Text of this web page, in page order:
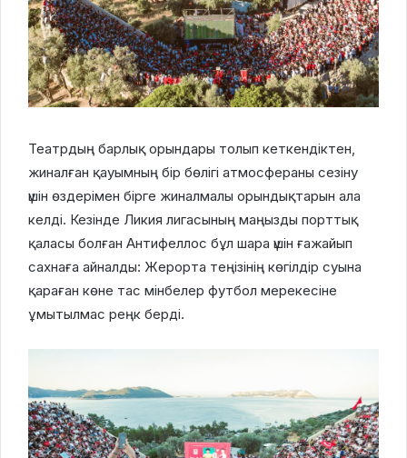
Театрдың барлық орындары толып кеткендіктен,
жиналған қауымның бір бөлігі атмосфераны сезіну
үшін өздерімен бірге жиналмалы орындықтарын ала
келді. Кезінде Ликия лигасының маңызды порттық
қаласы болған Антифеллос бұл шара үшін ғажайып
сахнаға айналды: Жерорта теңізінің көгілдір суына
қараған көне тас мінбелер футбол мерекесіне
ұмытылмас реңк берді.